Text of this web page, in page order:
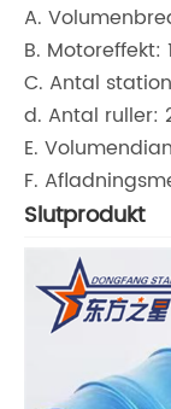
A.
B. Motoreffekt:
C. Antal
d. Antal ruller:
E.
F.
Slutprodukt